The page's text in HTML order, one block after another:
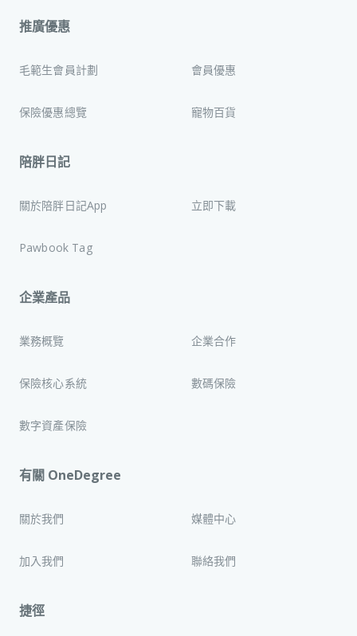
推廣優惠
毛範生會員計劃 會員優惠
保險優惠總覽 寵物百貨
陪胖日記
關於陪胖日記App 立即下載
Pawbook Tag
企業產品
業務概覽 企業合作
保險核心系統 數碼保險
數字資產保險
有關 OneDegree
關於我們 媒體中心
加入我們 聯絡我們
捷徑